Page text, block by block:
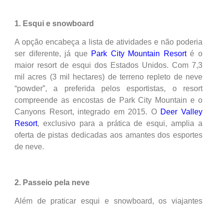
1. Esqui e snowboard
A opção encabeça a lista de atividades e não poderia
ser diferente, já que Park City Mountain Resorté o
maior resort de esqui dos Estados Unidos. Com 7,3
mil acres (3 mil hectares) de terreno repleto de neve
“powder”, a preferida pelos esportistas, o resort
compreende as encostas de Park City Mountain e o
Canyons Resort, integrado em 2015. O Deer Valley
Resort, exclusivo para a prática de esqui, amplia a
oferta de pistas dedicadas aos amantes dos esportes
de neve.
2. Passeio pela neve
Além de praticar esqui e snowboard, os viajantes